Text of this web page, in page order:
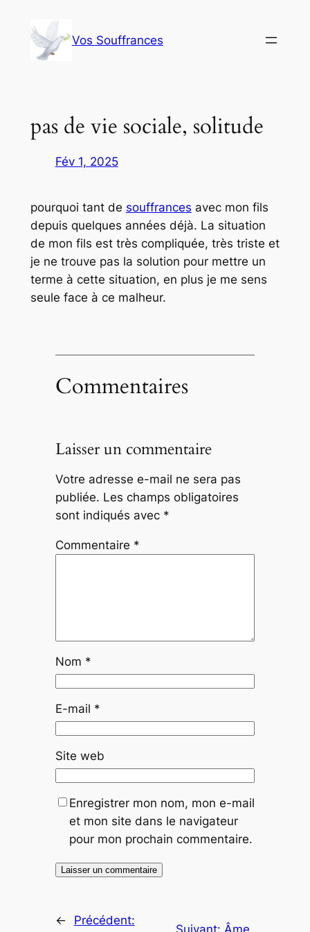
contenu
Vos Souffrances
pas de vie sociale, solitude
Fév 1, 2025
pourquoi tant de souffrances avec mon fils
depuis quelques années déjà. La situation
de mon fils est très compliquée, très triste et
je ne trouve pas la solution pour mettre un
terme à cette situation, en plus je me sens
seule face à ce malheur.
Commentaires
Laisser un commentaire
Votre adresse e-mail ne sera pas
publiée. Les champs obligatoires
sont indiqués avec *
Commentaire *
Nom *
E-mail *
Site web
Enregistrer mon nom, mon e-mail
et mon site dans le navigateur
pour mon prochain commentaire.
←
Précédent: